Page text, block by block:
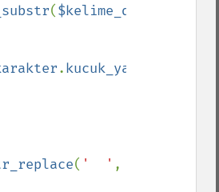
($kelime_duz
. kucuk_yap
( '  '